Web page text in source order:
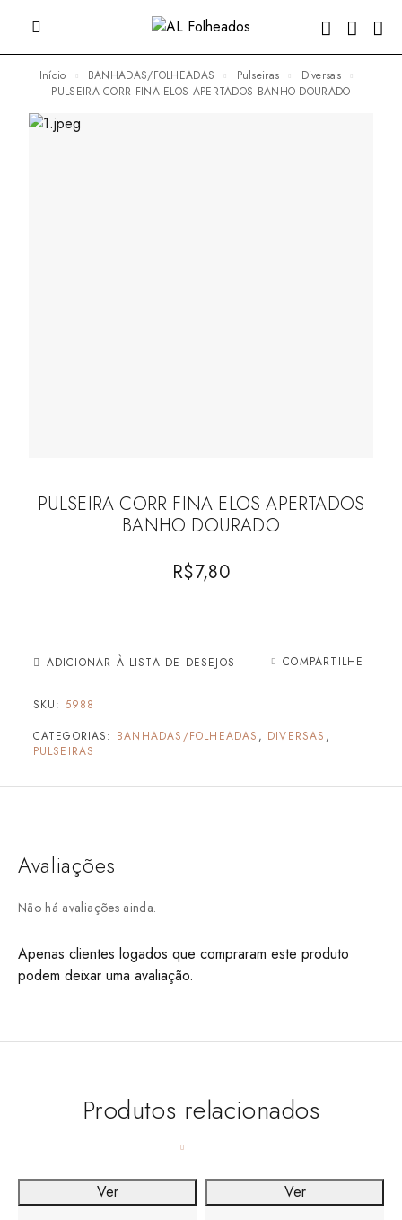
Início BANHADAS/FOLHEADAS Pulseiras
Diversas
PULSEIRA CORR FINA ELOS APERTADOS BANHO DOURADO
PULSEIRA CORR FINA ELOS APERTADOS
BANHO DOURADO
R$7,80
ADICIONAR À LISTA DE DESEJOS COMPARTILHE
SKU: 5988
CATEGORIAS: BANHADAS/FOLHEADAS , DIVERSAS ,
PULSEIRAS
Avaliações
Não há avaliações ainda.
Apenas clientes logados que compraram este produto
podem deixar uma avaliação.
Produtos relacionados
Ver Ver